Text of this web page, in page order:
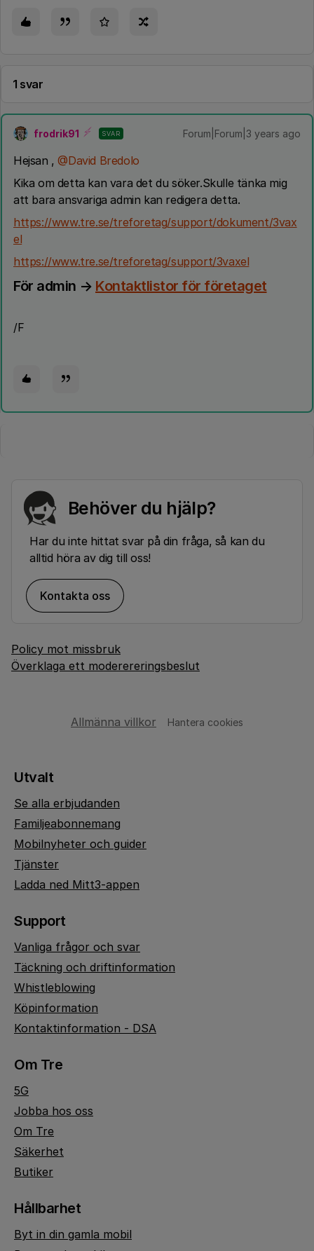
1 svar
frodrik91 SVAR Forum|Forum|3 years ago
Hejsan ,@David Bredolo
Kika om detta kan vara det du söker.Skulle tänka mig
att bara ansvariga admin kan redigera detta.
https://www.tre.se/treforetag/support/dokument/3vax
el
https://www.tre.se/treforetag/support/3vaxel
För admin → Kontaktlistor för företaget
/F
Behöver du hjälp?
Har du inte hittat svar på din fråga, så kan du
alltid höra av dig till oss!
Kontakta oss
Policy mot missbruk
Överklaga ett moderereringsbeslut
Allmänna villkor Hantera cookies
Utvalt
Se alla erbjudanden
Familjeabonnemang
Mobilnyheter och guider
Tjänster
Ladda ned Mitt3-appen
Support
Vanliga frågor och svar
Täckning och driftinformation
Whistleblowing
Köpinformation
Kontaktinformation - DSA
Om Tre
5G
Jobba hos oss
Om Tre
Säkerhet
Butiker
Hållbarhet
Byt in din gamla mobil